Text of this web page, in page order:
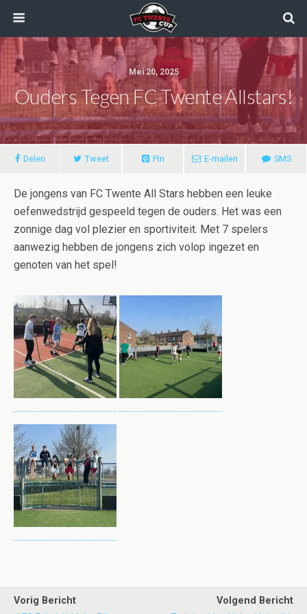
Mei 20, 2025
Ouders Tegen FC Twente Allstars!
Delen Tweet Pin E-mailen SMS
De jongens van FC Twente All Stars hebben een leuke
oefenwedstrijd gespeeld tegen de ouders. Het was een
zonnige dag vol plezier en sportiviteit. Met 7 spelers
aanwezig hebben de jongens zich volop ingezet en
genoten van het spel!
Vorig Bericht
Volgend Bericht